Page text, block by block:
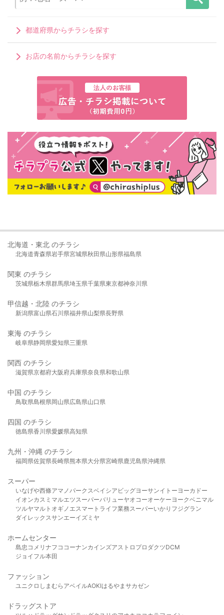
都道府県からチラシを探す
お店の名前からチラシを探す
北海道・東北 のチラシ
北海道青森県岩手県宮城県秋田県山形県福島県
関東 のチラシ
茨城県栃木県群馬県埼玉県千葉県東京都神奈川県
甲信越・北陸 のチラシ
新潟県富山県石川県福井県山梨県長野県
東海 のチラシ
岐阜県静岡県愛知県三重県
関西 のチラシ
滋賀県京都府大阪府兵庫県奈良県和歌山県
中国 のチラシ
鳥取県島根県岡山県広島県山口県
四国 のチラシ
徳島県香川県愛媛県高知県
九州・沖縄 のチラシ
福岡県佐賀県長崎県熊本県大分県宮崎県鹿児島県沖縄県
スーパー
いなげや西條アマノパークスベイシア ビッグヨーサンイトーヨーカドー
イオンカスミ マルエツスーパーバリューヤオコーオーケー ヨークベニマル
ツルヤマルト オギノ エスマート ライフ業務スーパーいかり フジグラン
ダイレックスサンエーイズミヤ
ホームセンター
島忠 コメリ ナフコ コーナンカインズアストロプロダクツDCM
ジョイフル本田
ファッション
ユニクロ しまむら アベイルAOKIはるやま サカゼン
ドラッグストア